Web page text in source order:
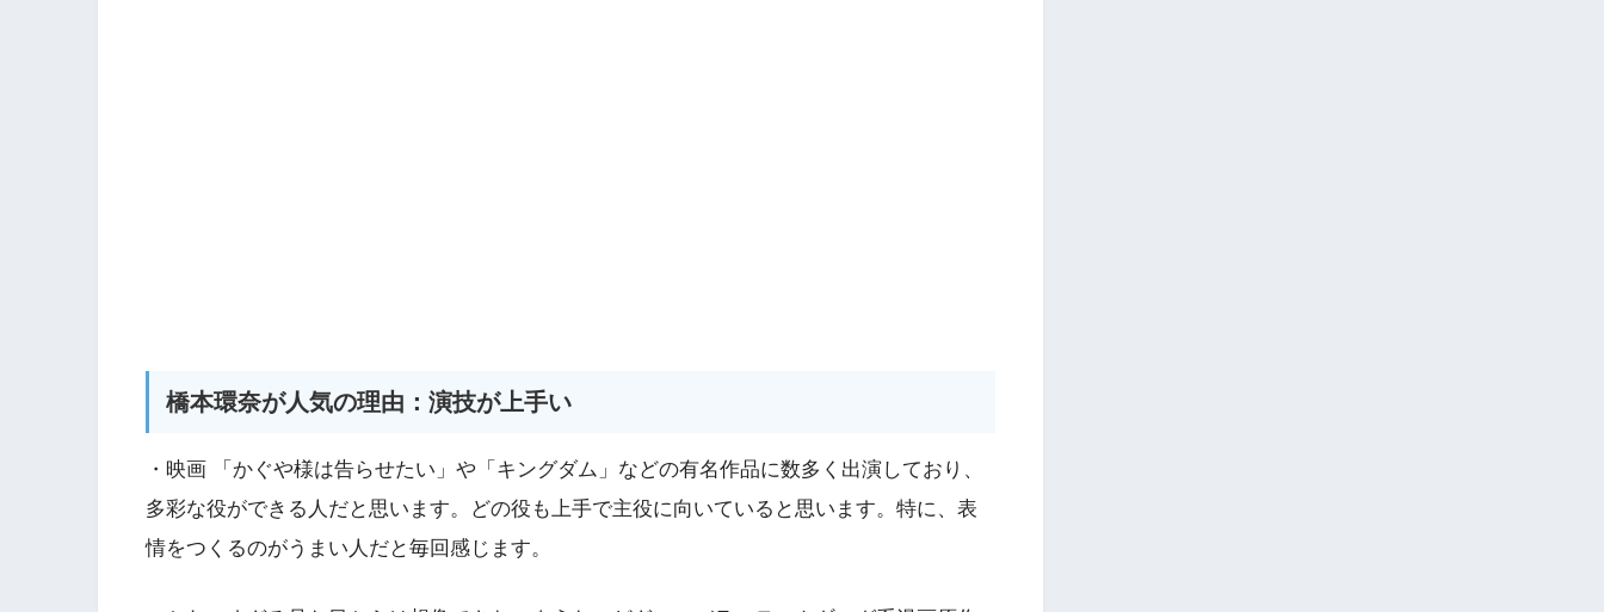
橋本環奈が人気の理由：演技が上手い
・映画 「かぐや様は告らせたい」や「キングダム」などの有名作品に数多く出演しており、
多彩な役ができる人だと思います。どの役も上手で主役に向いていると思います。特に、表
情をつくるのがうまい人だと毎回感じます。